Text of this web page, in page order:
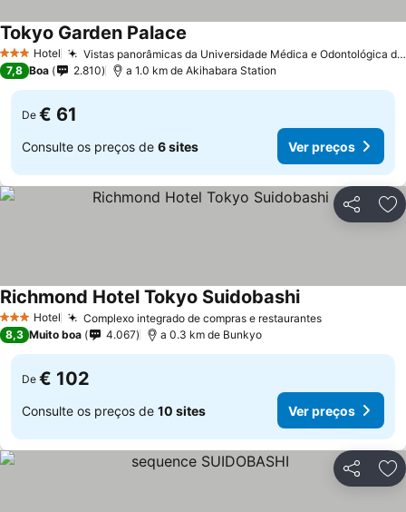
3 EstrelasHotel Vistas panorâmicas da Universidade Médica e Odontológica de Tóquio
Tokyo Garden Palace
7,8 Boa 2.810 a 1.0 km de Akihabara Station
De € 61
Consulte os preços de 6 sites Ver preços
Partilhar
3 EstrelasHotel Complexo integrado de compras e restaurantes
Richmond Hotel Tokyo Suidobashi
8,3 Muito boa 4.067 a 0.3 km de Bunkyo
De € 102
Consulte os preços de 10 sites Ver preços
Partilhar